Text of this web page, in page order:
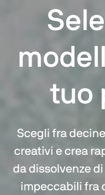
tuo
Scegli fra
creativi e crea
da dissolvenze
impeccabili fra